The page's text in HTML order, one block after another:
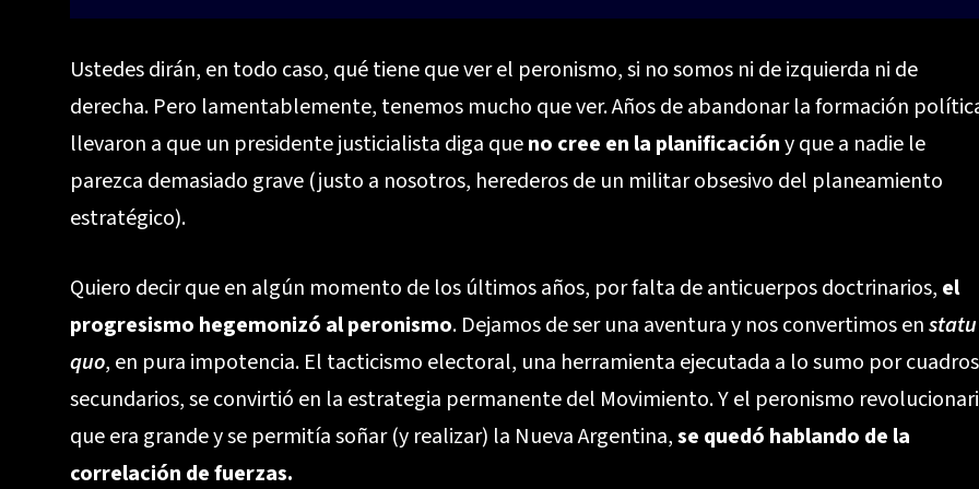
Ustedes dirán, en todo caso, qué tiene que ver el peronismo, si no somos ni de izquierda ni de
derecha. Pero lamentablemente, tenemos mucho que ver. Años de abandonar la formación
llevaron a que un presidente justicialista diga queno cree en la planificacióny que a nadie le
parezca demasiado grave (justo a nosotros, herederos de un militar obsesivo del planeamiento
estratégico).
Quiero decir que en algún momento de los últimos años, por falta de anticuerpos doctrinarios, el
progresismo hegemonizó al peronismo. Dejamos de ser una aventura y nos convertimos enstatu
quo, en pura impotencia. El tacticismo electoral, una herramienta ejecutada a lo sumo por cuadros
secundarios, se convirtió en la estrategia permanente del Movimiento. Y el peronismo
que era grande y se permitía soñar (y realizar) la Nueva Argentina,se quedó hablando de la
correlación de fuerzas.